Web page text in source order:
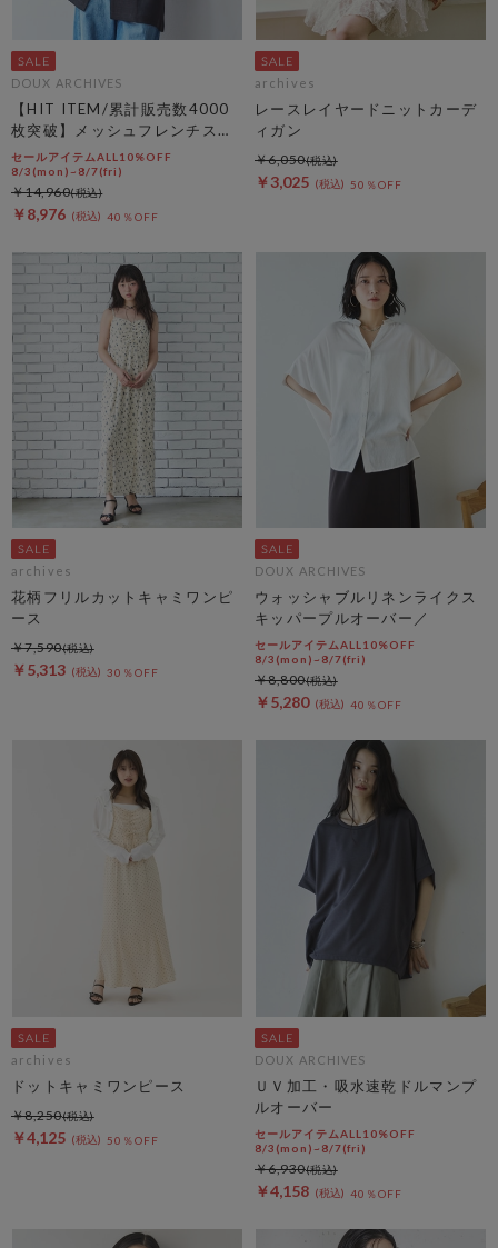
DOUX ARCHIVES
【HIT ITEM/累計販売数4000
枚突破】メッシュフレンチスリ
ーブジャケット／
セールアイテムALL10%OFF
8/3(mon)~8/7(fri)
￥8,976 40％OFF
￥14,960
archives
レースレイヤードニットカーデ
ィガン
￥3,025 50％OFF
￥6,050
archives
花柄フリルカットキャミワンピ
ース
￥5,313 30％OFF
￥7,590
DOUX ARCHIVES
ウォッシャブルリネンライクス
キッパープルオーバー／
セールアイテムALL10%OFF
8/3(mon)~8/7(fri)
￥5,280 40％OFF
￥8,800
archives
ドットキャミワンピース
￥4,125 50％OFF
￥8,250
DOUX ARCHIVES
ＵＶ加工・吸水速乾ドルマンプ
ルオーバー
セールアイテムALL10%OFF
8/3(mon)~8/7(fri)
￥4,158 40％OFF
￥6,930